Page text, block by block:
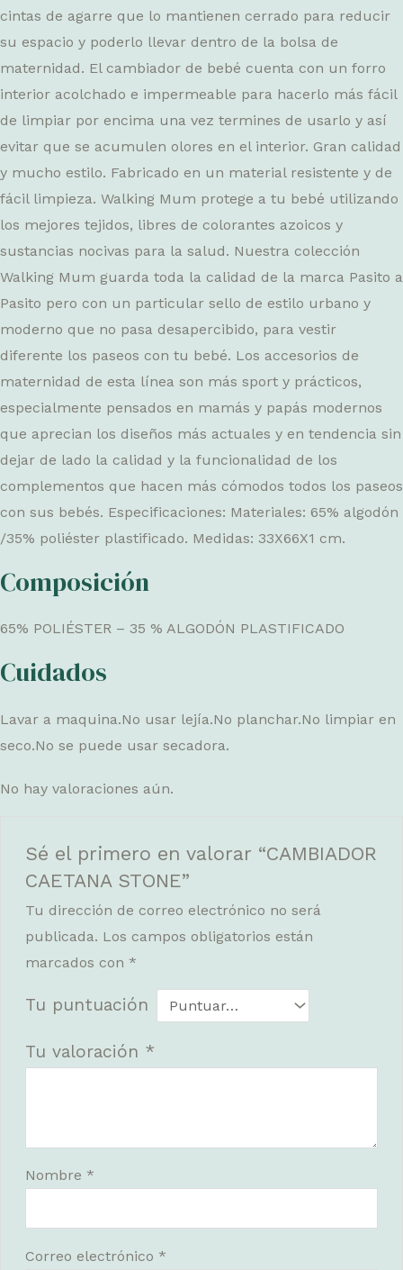
cintas de agarre que lo mantienen cerrado para reducir
su espacio y poderlo llevar dentro de la bolsa de
maternidad. El cambiador de bebé cuenta con un forro
interior acolchado e impermeable para hacerlo más fácil
de limpiar por encima una vez termines de usarlo y así
evitar que se acumulen olores en el interior. Gran calidad
y mucho estilo. Fabricado en un material resistente y de
fácil limpieza. Walking Mum protege a tu bebé utilizando
los mejores tejidos, libres de colorantes azoicos y
sustancias nocivas para la salud. Nuestra colección
Walking Mum guarda toda la calidad de la marca Pasito a
Pasito pero con un particular sello de estilo urbano y
moderno que no pasa desapercibido, para vestir
diferente los paseos con tu bebé. Los accesorios de
maternidad de esta línea son más sport y prácticos,
especialmente pensados en mamás y papás modernos
que aprecian los diseños más actuales y en tendencia sin
dejar de lado la calidad y la funcionalidad de los
complementos que hacen más cómodos todos los paseos
con sus bebés. Especificaciones: Materiales: 65% algodón
/35% poliéster plastificado. Medidas: 33X66X1 cm.
Composición
65% POLIÉSTER – 35 % ALGODÓN PLASTIFICADO
Cuidados
Lavar a maquina.No usar lejía.No planchar.No limpiar en
seco.No se puede usar secadora.
No hay valoraciones aún.
Sé el primero en valorar “CAMBIADOR
CAETANA STONE”
Tu dirección de correo electrónico no será
publicada. Los campos obligatorios están
marcados con *
Tu puntuación
Tu valoración *
Nombre *
Correo electrónico *